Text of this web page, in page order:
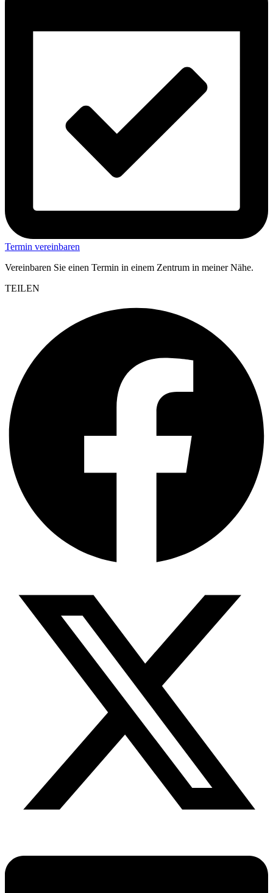
Termin vereinbaren
Vereinbaren Sie einen Termin in einem Zentrum in meiner Nähe.
TEILEN